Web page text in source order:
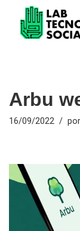
Saltar
Arbu
16/09/2022 por